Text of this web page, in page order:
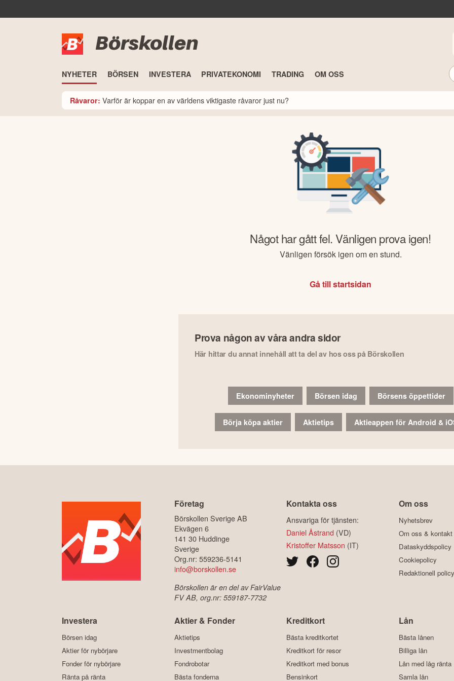
Börskollen
NYHETER BÖRSEN INVESTERA PRIVATEKONOMI TRADING OM OSS
Råvaror: Varför är koppar en av världens viktigaste råvaror just nu?
Något har gått fel. Vänligen prova igen!
Vänligen försök igen om en stund.
Gå till startsidan
Prova någon av våra andra sidor
Här hittar du annat innehåll att ta del av hos oss på Börskollen
Ekonominyheter Börsen idag Börsens öppettider
Börja köpa aktier Aktietips Aktieappen för Android &
Företag
Börskollen Sverige AB
Ekvägen 6
141 30 Huddinge
Sverige
Org.nr: 559236-5141
info@borskollen.se
Börskollen är en del av FairValue
FV AB, org.nr: 559187-7732
Kontakta oss
Ansvariga för tjänsten:
Daniel Åstrand (VD)
Kristoffer Matsson (IT)
Om oss
Nyhetsbrev
Om oss & kontakt
Dataskyddspolicy
Cookiepolicy
Redaktionell policy
Investera
Börsen idag
Aktier för nybörjare
Fonder för nybörjare
Ränta på ränta
Aktier & Fonder
Aktietips
Investmentbolag
Fondrobotar
Bästa fonderna
Kreditkort
Bästa kreditkortet
Kreditkort för resor
Kreditkort med bonus
Bensinkort
Lån
Bästa lånen
Billiga lån
Lån med låg ränta
Samla lån